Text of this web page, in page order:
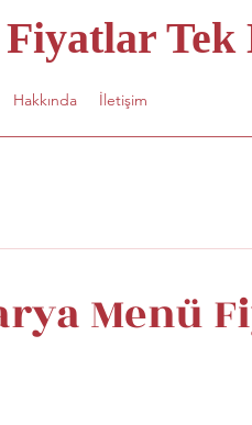
Tek
Hakkında İletişim
Menü